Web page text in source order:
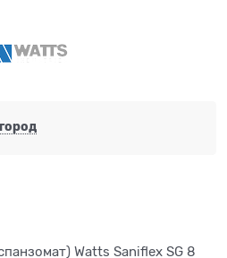
Watts Saniflex SG 8